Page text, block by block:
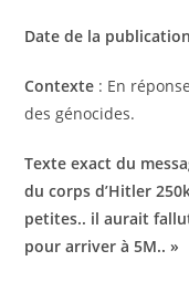
Date de la
Contexte : En
des génocides.
Texte exact du
du corps d’Hitler
petites.. il aurait
pour arriver à 5M.. »